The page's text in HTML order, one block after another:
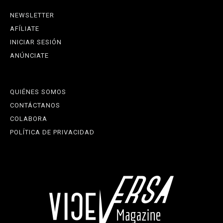
NEWSLETTER
AFÍLIATE
INICIAR SESIÓN
ANÚNCIATE
QUIÉNES SOMOS
CONTÁCTANOS
COLABORA
POLÍTICA DE PRIVACIDAD